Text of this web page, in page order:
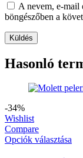
A nevem, e-mail
böngészőben a
Hasonló
-34%
Wishlist
Compare
Opciók választása